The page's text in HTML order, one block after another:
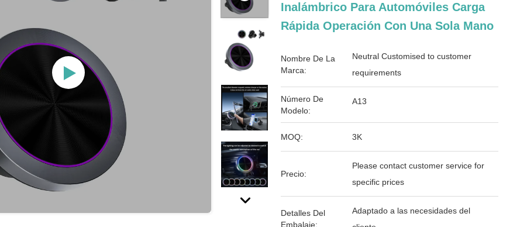
Inalámbrico Para Automóviles Carga
Rápida Operación Con Una Sola Mano
Nombre De La
Marca:
Neutral Customised to customer
requirements
Número De
Modelo:
A13
MOQ: 3K
Precio:
Please contact customer service for
specific prices
Detalles Del
Embalaje:
Adaptado a las necesidades del